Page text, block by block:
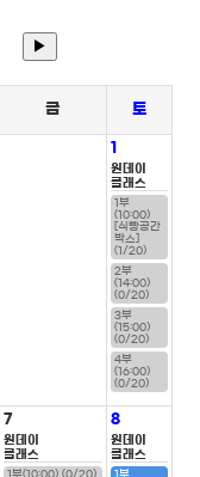
▶
금 토
1
원데이
클래스
1부
(10:00)
[식빵공간
박스]
(1/20)
2부
(14:00)
(0/20)
3부
(15:00)
(0/20)
4부
(16:00)
(0/20)
7
원데이
클래스
1부(10:00) (0/20)
8
원데이
클래스
1부